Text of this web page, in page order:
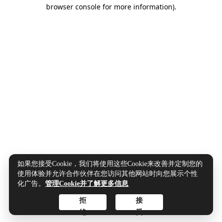
browser console for more information).
如果您接受Cookie，我们将使用这些Cookie来改善并定制您的
使用体验并允许合作伙伴在您访问其他网站时向您展示个性
化广告。管理Cookie并了解更多信息
接
受
拒
绝